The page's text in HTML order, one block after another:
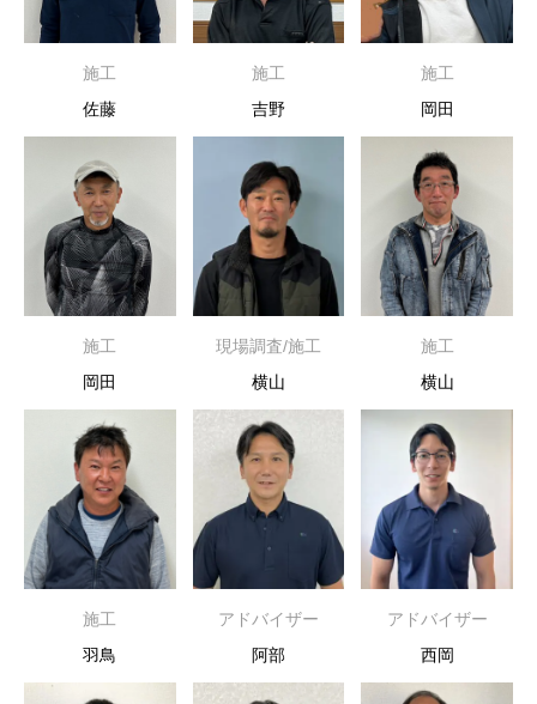
施工
佐藤
施工
吉野
施工
岡田
施工
岡田
現場調査/施工
横山
施工
横山
施工
羽鳥
アドバイザー
阿部
アドバイザー
西岡